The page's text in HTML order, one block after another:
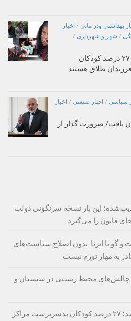
بهداشتی ودر مانی / اخبار
/ شهر و شهرداری /
در گفت‌وگو با ایرنا اعلام شد؛ ۲۷ درصد کودکان
طلاق هستند
سیاسی / اخبار صنعتی / اخبار
یافت/ ضرورت گذار از
این بار نسخه سرنگونی دولت
قانون را می‌گیرد
گو با ایرنا: بدون اصلاح سیاست‌های
به مهار تورم نیست
محیط زیستی در سیستان و
در گفت‌وگو با ایرنا اعلام شد؛ ۲۷ درصد کودکان بدسرپرست مراکز